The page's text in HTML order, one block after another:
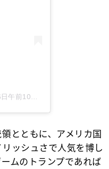
時48分PDT
とともに、アメリカ国
ッシュさで人気を博し
ムのトランプであれば